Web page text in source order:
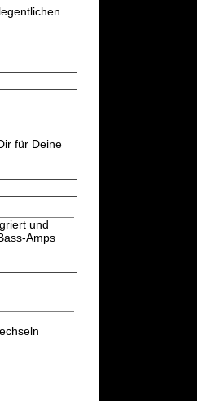
für Deine
und
Amps